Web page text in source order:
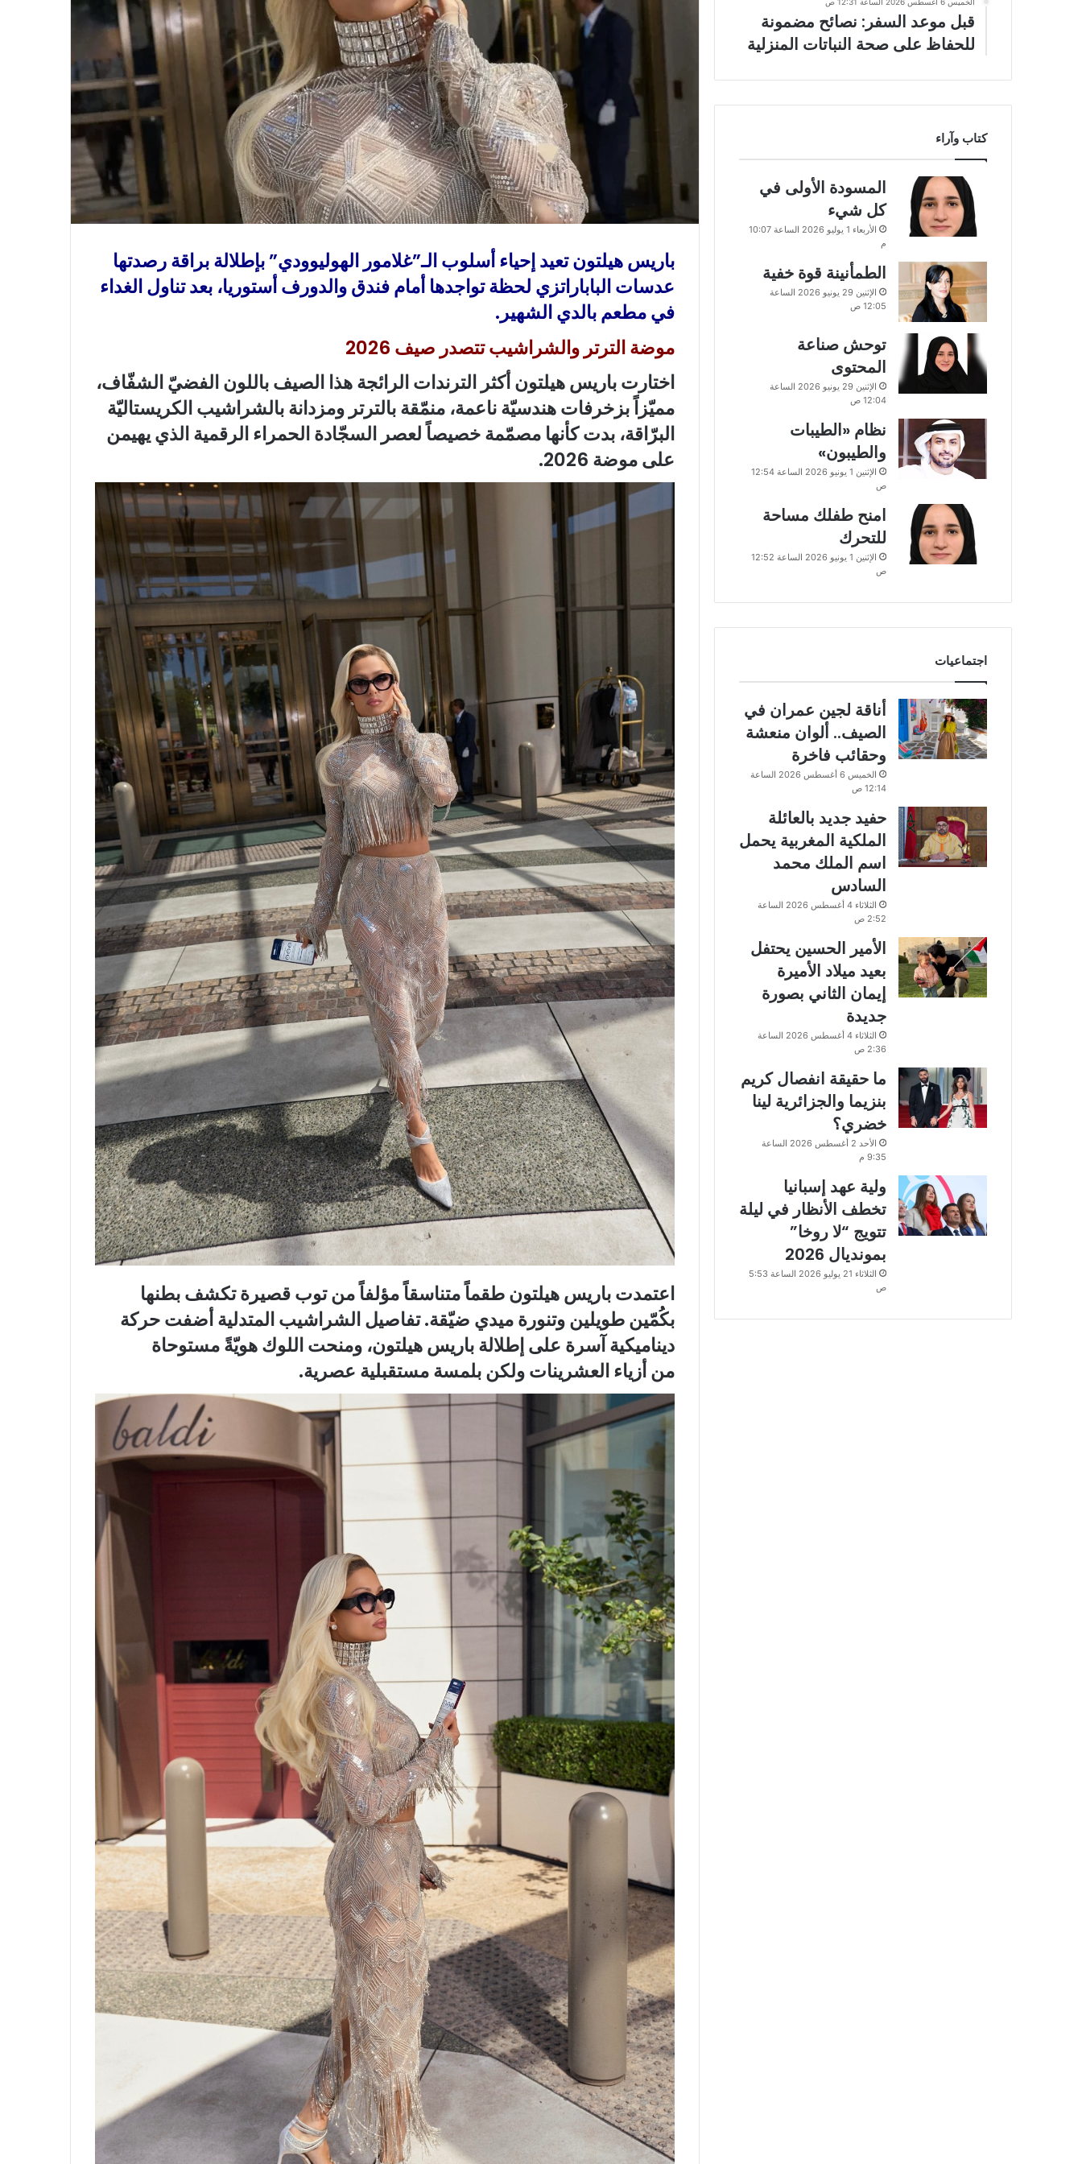
و
ن
ي
ا
باريس هيلتون تعيد إحياء أسلوب الـ”غلامور الهوليوودي” بإطلالة براقة رصدتها
عدسات الباباراتزي لحظة تواجدها أمام فندق والدورف أستوريا، بعد تناول الغداء
في مطعم بالدي الشهير.
موضة الترتر والشراشيب تتصدر صيف 2026
اختارت باريس هيلتون أكثر الترندات الرائجة هذا الصيف باللون الفضيّ الشفّاف،
مميّزاً بزخرفات هندسيّة ناعمة، منمّقة بالترتر ومزدانة بالشراشيب الكريستاليّة
البرّاقة، بدت كأنها مصمّمة خصيصاً لعصر السجّادة الحمراء الرقمية الذي يهيمن
على موضة 2026.
اعتمدت باريس هيلتون طقماً متناسقاً مؤلفاً من توب قصيرة تكشف بطنها
بكُمّين طويلين وتنورة ميدي ضيّقة. تفاصيل الشراشيب المتدلية أضفت حركة
ديناميكية آسرة على إطلالة باريس هيلتون، ومنحت اللوك هويّةً مستوحاة
من أزياء العشرينات ولكن بلمسة مستقبلية عصرية.
قبل موعد السفر: نصائح مضمونة
للحفاظ على صحة النباتات المنزلية
كتاب وآراء
المسودة الأولى في
كل شيء
الأربعاء 1 يوليو 2026 الساعة 10:07
م
الطمأنينة قوة خفية
الإثنين 29 يونيو 2026 الساعة
12:05 ص
توحش صناعة
المحتوى
الإثنين 29 يونيو 2026 الساعة
12:04 ص
نظام «الطيبات
والطيبون»
الإثنين 1 يونيو 2026 الساعة 12:54
ص
امنح طفلك مساحة
للتحرك
الإثنين 1 يونيو 2026 الساعة 12:52
ص
اجتماعيات
أناقة لجين عمران في
الصيف.. ألوان منعشة
وحقائب فاخرة
الخميس 6 أغسطس 2026 الساعة
12:14 ص
حفيد جديد بالعائلة
الملكية المغربية يحمل
اسم الملك محمد
السادس
الثلاثاء 4 أغسطس 2026 الساعة
2:52 ص
الأمير الحسين يحتفل
بعيد ميلاد الأميرة
إيمان الثاني بصورة
جديدة
الثلاثاء 4 أغسطس 2026 الساعة
2:36 ص
ما حقيقة انفصال كريم
بنزيما والجزائرية لينا
خضري؟
الأحد 2 أغسطس 2026 الساعة
9:35 م
ولية عهد إسبانيا
تخطف الأنظار في ليلة
تتويج “لا روخا”
بمونديال 2026
الثلاثاء 21 يوليو 2026 الساعة 5:53
ص